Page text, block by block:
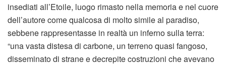
insediati all’Etoile, luogo rimasto nella memoria e nel cuore
dell’autore come qualcosa di molto simile al paradiso,
sebbene rappresentasse in realtà un inferno sulla terra:
“una vasta distesa di carbone, un terreno quasi fangoso,
disseminato di strane e decrepite costruzioni che avevano